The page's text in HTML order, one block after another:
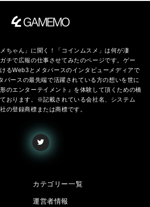
ちゃん」に聞く！「コインムスメ」は何が凄
チで広報の仕事させてみたのページです。ゲー
るWeb3とメタバースのインタビューメディアで
バースの最先端で活躍されている方の想いを世に
のエンターテイメント』を体験して頂くための橋
おります。※記載されている会社名、システム
の登録商標または商標です。
カテゴリー一覧
運営者情報